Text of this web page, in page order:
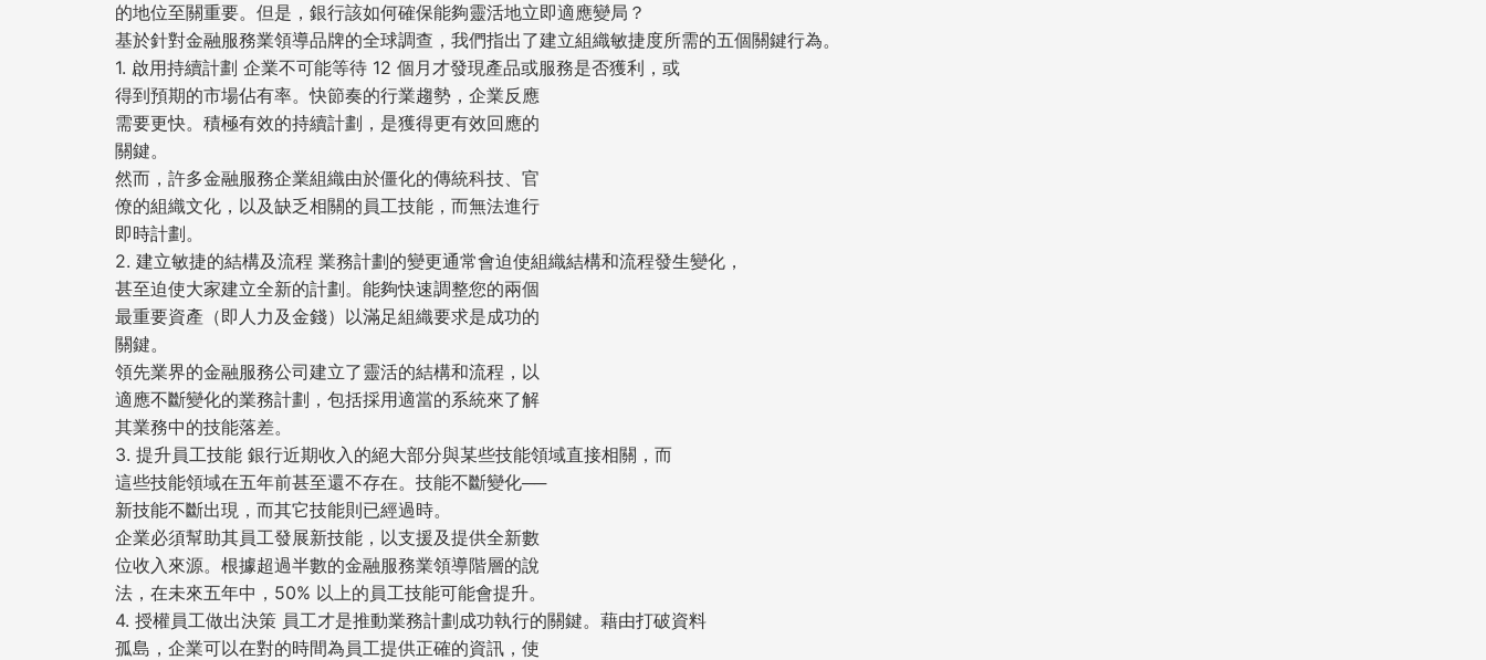
的地位至關重要。但是，銀行該如何確保能夠靈活地立即適應變局？
基於針對金融服務業領導品牌的全球調查，我們指出了建立組織敏捷度所需的五個關鍵行為。
1. 啟用持續計劃 企業不可能等待 12 個月才發現產品或服務是否獲利，或
得到預期的市場佔有率。快節奏的行業趨勢，企業反應
需要更快。積極有效的持續計劃，是獲得更有效回應的
關鍵。
然而，許多金融服務企業組織由於僵化的傳統科技、官
僚的組織文化，以及缺乏相關的員工技能，而無法進行
即時計劃。
2. 建立敏捷的結構及流程 業務計劃的變更通常會迫使組織結構和流程發生變化，
甚至迫使大家建立全新的計劃。能夠快速調整您的兩個
最重要資產（即人力及金錢）以滿足組織要求是成功的
關鍵。
領先業界的金融服務公司建立了靈活的結構和流程，以
適應不斷變化的業務計劃，包括採用適當的系統來了解
其業務中的技能落差。
3. 提升員工技能 銀行近期收入的絕大部分與某些技能領域直接相關，而
這些技能領域在五年前甚至還不存在。技能不斷變化──
新技能不斷出現，而其它技能則已經過時。
企業必須幫助其員工發展新技能，以支援及提供全新數
位收入來源。根據超過半數的金融服務業領導階層的說
法，在未來五年中，50% 以上的員工技能可能會提升。
4. 授權員工做出決策 員工才是推動業務計劃成功執行的關鍵。藉由打破資料
孤島，企業可以在對的時間為員工提供正確的資訊，使